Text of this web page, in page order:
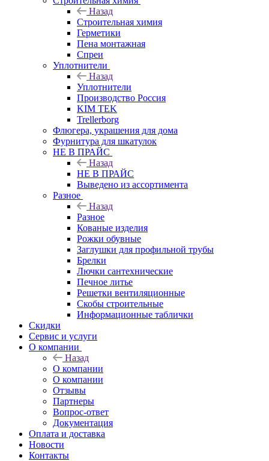
Назад
Строительная химия
Герметики
Пена монтажная
Спреи
Уплотнители
Назад
Уплотнители
Производство Россия
KIM TEK
Trellerborg
Флюгера, украшения для дома
Фурнитура для шкатулок
НЕ В ПРАЙС
Назад
НЕ В ПРАЙС
Выведено из ассортимента
Разное
Назад
Разное
Кованые изделия
Рожки обувные
Заглушки для профильной трубы
Брелки
Лючки сантехнические
Печное литье
Решетки вентиляционные
Скобы строительные
Информационные таблички
Скидки
Сервис и услуги
О компании
Назад
О компании
О компании
Отзывы
Партнеры
Вопрос-ответ
Документация
Оплата и доставка
Новости
Контакты